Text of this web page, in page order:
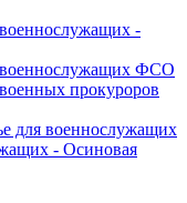
-
ФСО
прокуроров
для военнослужащих
- Осиновая